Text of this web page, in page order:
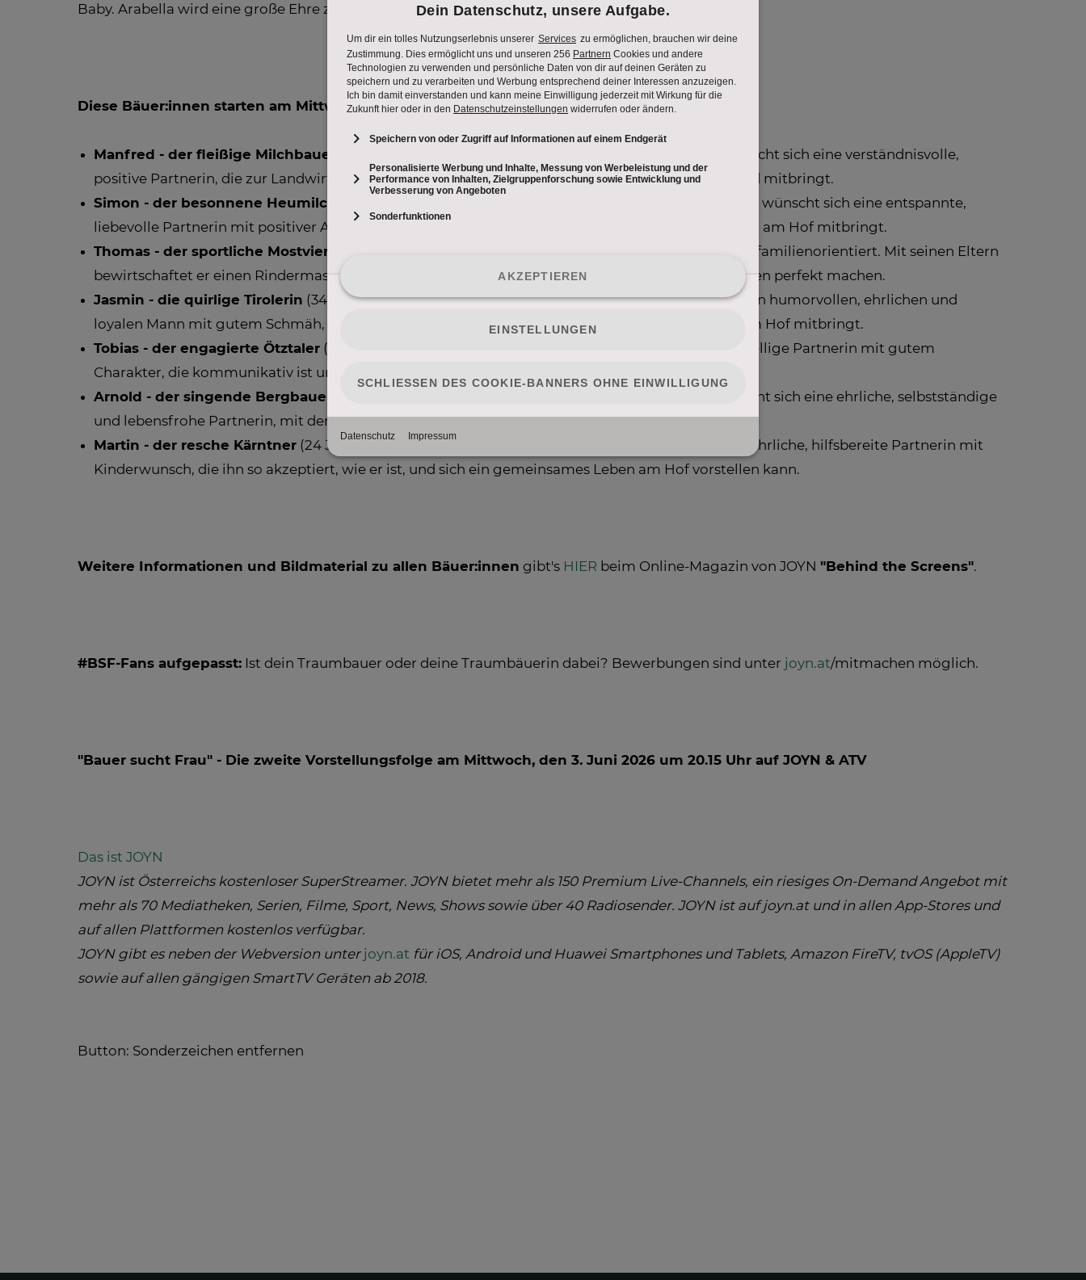
Baby. Arabella wird eine große Ehre zuteil: der Gender-Reveal.
Diese Bäuer:innen starten am Mittwoch in ihr Liebesabenteuer:
Manfred - der fleißige Milchbauer
(49 Jahre) aus dem Bezirk Amstetten (Niederösterreich) wünscht sich eine verständnisvolle,
positive Partnerin, die zur Landwirtschaft steht und Offenheit für das gemeinsame Leben am Land mitbringt.
Simon - der besonnene Heumilchbauer
(33 Jahre) aus dem Bezirk Amstetten (Niederösterreich) wünscht sich eine entspannte,
liebevolle Partnerin mit positiver Ausstrahlung und Kinderwunsch, die Verständnis für seine Arbeit am Hof mitbringt.
Thomas - der sportliche Mostviertler
(32 Jahre) aus dem Bezirk Amstetten (Niederösterreich) ist familienorientiert. Mit seinen Eltern
bewirtschaftet er einen Rindermastbetrieb. Eine sportaffine, humorvolle Partnerin würde das Leben perfekt machen.
Jasmin - die quirlige Tirolerin (34 Jahre) aus dem Bezirk Innsbruck-Land (Tirol) wünscht sich einen humorvollen, ehrlichen und
loyalen Mann mit gutem Schmäh, der aktiv ist, Tiere liebt und echtes Verständnis für das Leben am Hof mitbringt.
Tobias - der engagierte Ötztaler (30 Jahre) aus dem Bezirk Imst (Tirol) sucht eine natürliche, gesellige Partnerin mit gutem
Charakter, die kommunikativ ist und sich ein gemeinsames Familienleben vorstellen kann.
Arnold - der singende Bergbauer
(58 Jahre) aus dem Bezirk St. Veit an der Glan (Kärnten) wünscht sich eine ehrliche, selbstständige
und lebensfrohe Partnerin, mit der er das Leben teilen kann.
Martin - der resche Kärntner (24 Jahre) aus dem Bezirk Spittal an der Drau (Kärnten) sucht eine ehrliche, hilfsbereite Partnerin mit
Kinderwunsch, die ihn so akzeptiert, wie er ist, und sich ein gemeinsames Leben am Hof vorstellen kann.
Weitere Informationen und Bildmaterial zu allen Bäuer:innen gibt's HIER beim Online-Magazin von JOYN "Behind the Screens".
#BSF-Fans aufgepasst: Ist dein Traumbauer oder deine Traumbäuerin dabei? Bewerbungen sind unter joyn.at/mitmachen möglich.
"Bauer sucht Frau" - Die zweite Vorstellungsfolge am Mittwoch, den 3. Juni 2026 um 20.15 Uhr auf JOYN & ATV
Das ist JOYN
JOYN ist Österreichs kostenloser SuperStreamer. JOYN bietet mehr als 150 Premium Live-Channels, ein riesiges On-Demand Angebot mit
mehr als 70 Mediatheken, Serien, Filme, Sport, News, Shows sowie über 40 Radiosender. JOYN ist auf joyn.at und in allen App-Stores und
auf allen Plattformen kostenlos verfügbar.
JOYN gibt es neben der Webversion unterjoyn.at für iOS, Android und Huawei Smartphones und Tablets, Amazon FireTV, tvOS (AppleTV)
sowie auf allen gängigen SmartTV Geräten ab 2018.
Button: Sonderzeichen entfernen